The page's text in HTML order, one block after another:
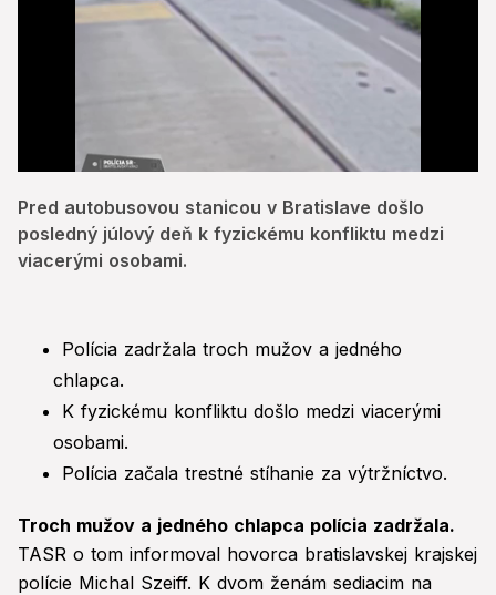
of
1
minute,
10
seconds
Pred autobusovou stanicou v Bratislave došlo
posledný júlový deň k fyzickému konfliktu medzi
viacerými osobami.
Polícia zadržala troch mužov a jedného
chlapca.
K fyzickému konfliktu došlo medzi viacerými
osobami.
Polícia začala trestné stíhanie za výtržníctvo.
Troch mužov a jedného chlapca polícia zadržala.
TASR o tom informoval hovorca bratislavskej krajskej
polície Michal Szeiff. K dvom ženám sediacim na